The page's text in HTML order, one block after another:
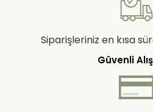
Siparişleriniz en kısa
Güvenli